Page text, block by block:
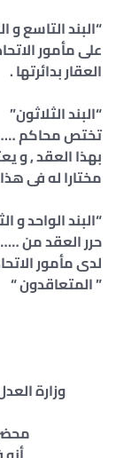
“البند التاسع و
على مأمور
العقار بدائرتها .
“البند الثلاثون”
تختص محاكم
بهذا العقد , و
مختارا له فى
“البند الواحد و
حرر العقد من
لدى مأمور
” المتعاقدون “
وزارة